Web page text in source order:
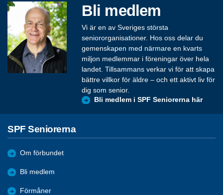
Bli medlem
Vi är en av Sveriges största
seniororganisationer. Hos oss delar du
gemenskapen med närmare en kvarts
miljon medlemmar i föreningar över hela
landet. Tillsammans verkar vi för att skapa
bättre villkor för äldre – och ett aktivt liv för
dig som senior.
Bli medlem i SPF Seniorerna här
SPF Seniorerna
Om förbundet
Bli medlem
Förmåner